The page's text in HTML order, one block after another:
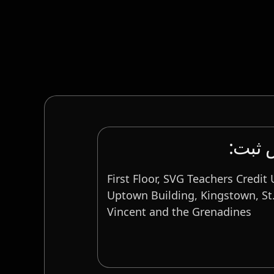
ثبت‌:
First Floor, SVG Teachers Credit
Uptown Building, Kingstown,
Vincent and the Grenadines